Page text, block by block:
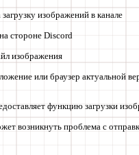
изображений в канале
стороне Discord
изображения
или браузер актуальной
функцию загрузки
возникнуть проблема с